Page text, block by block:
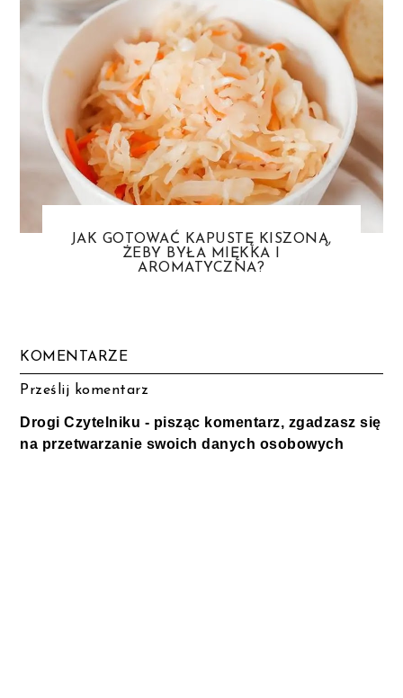
JAK GOTOWAĆ KAPUSTĘ KISZONĄ,
ŻEBY BYŁA MIĘKKA I
AROMATYCZNA?
KOMENTARZE
Prześlij komentarz
Drogi Czytelniku - pisząc komentarz, zgadzasz się
na przetwarzanie swoich danych osobowych